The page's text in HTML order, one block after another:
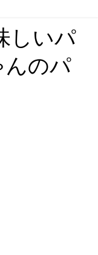
しいパ
んのパ